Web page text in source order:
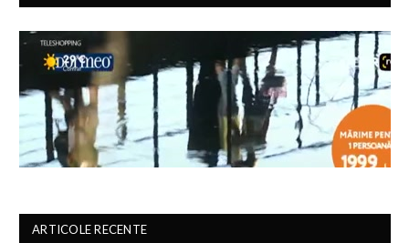
ARTICOLE RECENTE